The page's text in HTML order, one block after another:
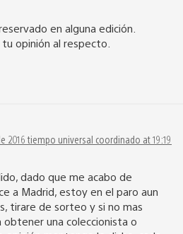
en alguna edición.
opinión al respecto.
2016 tiempo universal coordinado at 19:19
dado que me acabo de
a Madrid, estoy en el paro aun
tirare de sorteo y si no mas
una coleccionista o